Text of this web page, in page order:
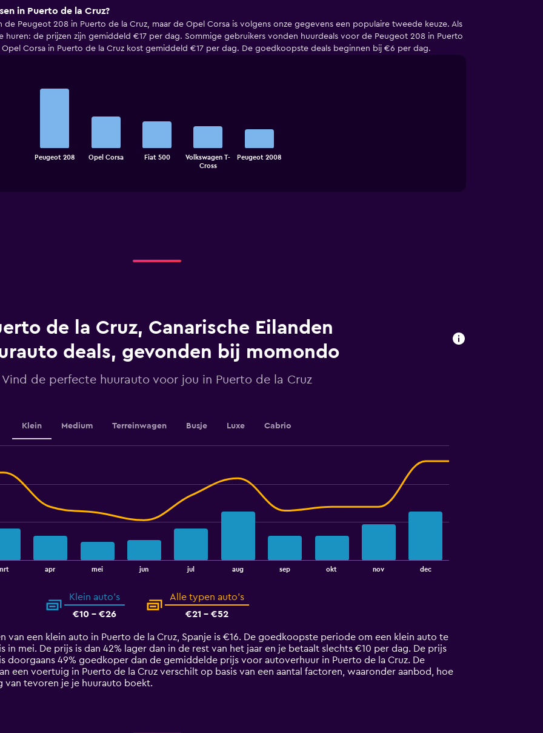
in Puerto de la Cruz?
Peugeot 208 in Puerto de la Cruz, maar de Opel Corsa is volgens onze gegevens een populaire tweede keuze. Als
huren: de prijzen zijn gemiddeld €17 per dag. Sommige gebruikers vonden huurdeals voor de Peugeot 208 in Puerto
Corsa in Puerto de la Cruz kost gemiddeld €17 per dag. De goedkoopste deals beginnen bij €6 per dag.
chart
Y
axis
displaying
values.
0
Peugeot 208 Opel Corsa Fiat 500
Volkswagen T-
Cross
Peugeot 2008
de la Cruz, Canarische Eilanden
deals, gevonden bij momondo
Vind de perfecte huurauto voor jou in Puerto de la Cruz
Klein Medium Terreinwagen Busje Luxe Cabrio
apr mei jun jul aug sep okt nov dec
Klein auto's
€10 - €26
Alle typen auto's
€21 - €52
van een klein auto in Puerto de la Cruz, Spanje is €16. De goedkoopste periode om een klein auto te
in mei. De prijs is dan 42% lager dan in de rest van het jaar en je betaalt slechts €10 per dag. De prijs
doorgaans 49% goedkoper dan de gemiddelde prijs voor autoverhuur in Puerto de la Cruz. De
een voertuig in Puerto de la Cruz verschilt op basis van een aantal factoren, waaronder aanbod, hoe
van tevoren je je huurauto boekt.